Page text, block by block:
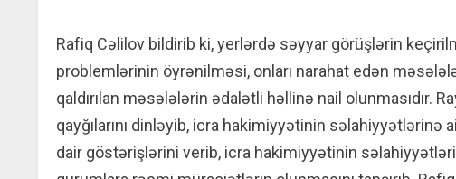
Rafiq Cəlilov bildirib ki, yerlərdə səyyar görüşlərin
problemlərinin öyrənilməsi, onları narahat edən
qaldırılan məsələlərin ədalətli həllinə nail olunmasıdır.
qayğılarını dinləyib, icra hakimiyyətinin
dair göstərişlərini verib, icra hakimiyyətinin